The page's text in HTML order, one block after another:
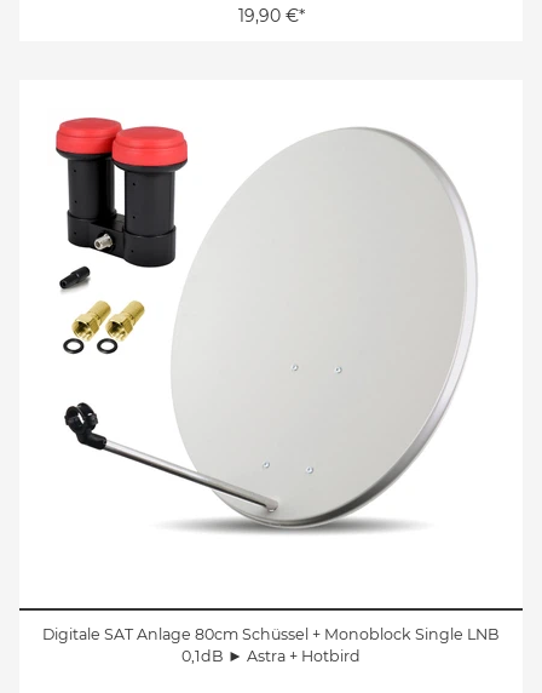
19,90 €*
Digitale SAT Anlage 80cm Schüssel + Monoblock Single LNB
0,1dB ► Astra + Hotbird